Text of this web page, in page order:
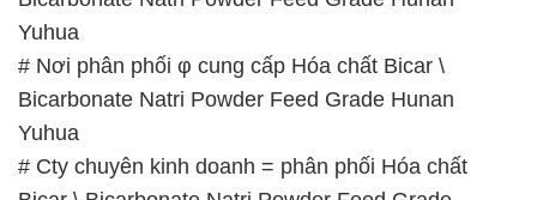
# Cty chuyên kinh doanh = phân phối Hóa chất
Bicar \ Bicarbonate Natri Powder Feed Grade
Hunan Yuhua
# Cty bán ~ cung ứng Hóa chất Bicar \ Bicarbonate
Natri Powder Feed Grade Hunan Yuhua
# Cty chuyên kinh doanh © cung cấp Hóa chất Bicar